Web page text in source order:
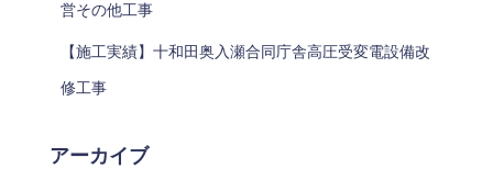
営その他工事
【施工実績】十和田奥入瀬合同庁舎高圧受変電設備改
修工事
アーカイブ